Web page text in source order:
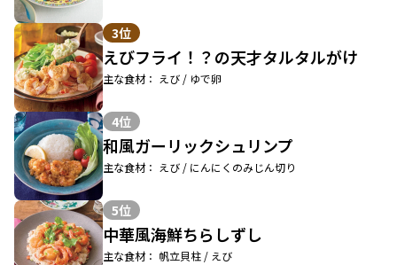
3位
えびフライ！？の天才タルタルがけ
主な食材： えび / ゆで卵
4位
和風ガーリックシュリンプ
主な食材： えび / にんにくのみじん切り
5位
中華風海鮮ちらしずし
主な食材： 帆立貝柱 / えび